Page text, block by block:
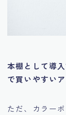
本棚として導
で買いやすい
ただ、カラー